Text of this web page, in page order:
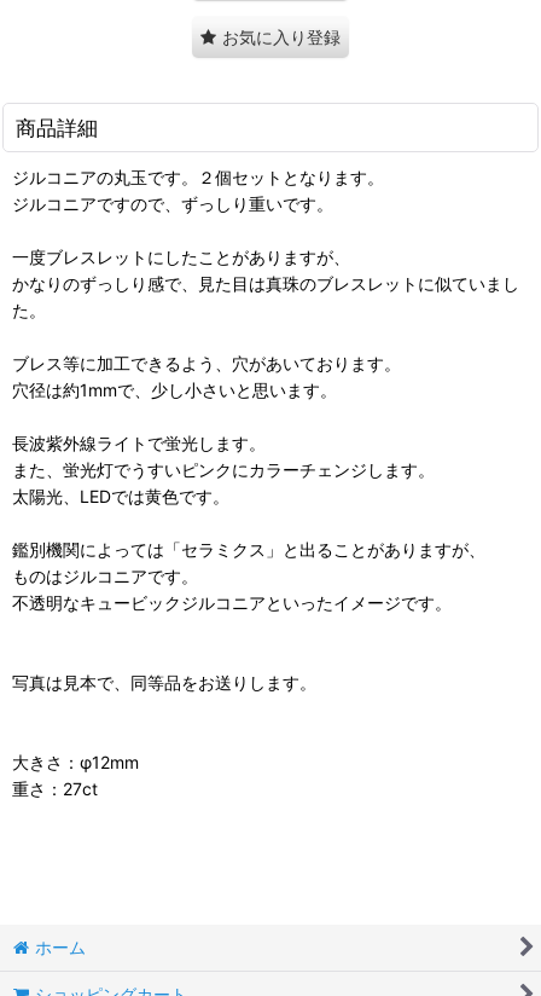
お気に入り登録
商品詳細
ジルコニアの丸玉です。２個セットとなります。
ジルコニアですので、ずっしり重いです。
一度ブレスレットにしたことがありますが、
かなりのずっしり感で、見た目は真珠のブレスレットに似ていまし
た。
ブレス等に加工できるよう、穴があいております。
穴径は約1mmで、少し小さいと思います。
長波紫外線ライトで蛍光します。
また、蛍光灯でうすいピンクにカラーチェンジします。
太陽光、LEDでは黄色です。
鑑別機関によっては「セラミクス」と出ることがありますが、
ものはジルコニアです。
不透明なキュービックジルコニアといったイメージです。
写真は見本で、同等品をお送りします。
大きさ：φ12mm
重さ：27ct
ホーム